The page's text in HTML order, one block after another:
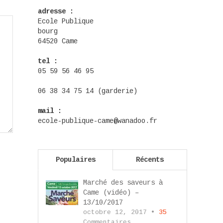
adresse :
Ecole Publique
bourg
64520 Came
tel :
05 59 56 46 95
06 38 34 75 14 (garderie)
mail :
ecole-publique-came@wanadoo.fr
Populaires Récents
Marché des saveurs à
Came (vidéo) –
13/10/2017
octobre 12, 2017 • 35